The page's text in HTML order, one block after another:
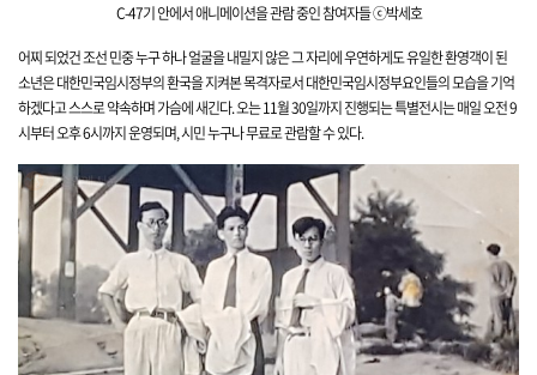
C-47기 안에서 애니메이션을관람 중인 참여자들 ⓒ박세호
어찌 되었건 조선 민중 누구 하나 얼굴을 내밀지 않은 그 자리에 우연하게도 유일한 환영객이된
소년은 대한민국임시정부의 환국을 지켜본 목격자로서 대한민국임시정부요인들의 모습을 기억
하겠다고 스스로 약속하며 가슴에 새긴다. 오는 11월 30일까지 진행되는 특별전시는 매일 오전 9
시부터 오후 6시까지 운영되며, 시민 누구나 무료로 관람할 수 있다.